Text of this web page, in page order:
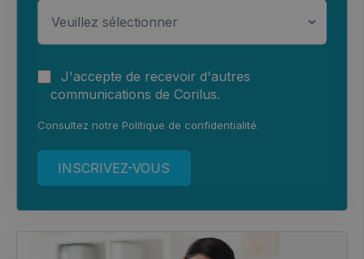
J'accepte de recevoir d'autres
communications de Corilus.
Consultez notre Politique de confidentialité.